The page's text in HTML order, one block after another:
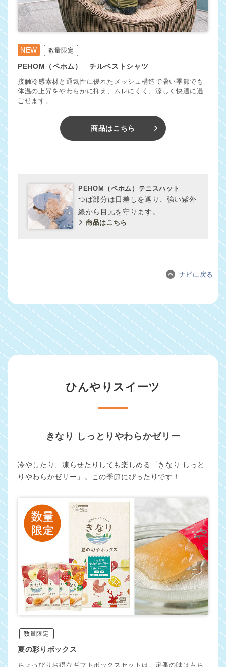
NEW 数量限定
PEHOM（ペホム） チルベストシャツ
接触冷感素材と通気性に優れたメッシュ構造で暑い季節でも
体温の上昇をやわらかに抑え、ムレにくく、涼しく快適に過
ごせます。
商品はこちら
PEHOM（ペホム）テニスハット
つば部分は日差しを遮り、強い紫外
線から目元を守ります。
商品はこちら
ナビに戻る
ひんやりスイーツ
きなり しっとりやわらかゼリー
冷やしたり、凍らせたりしても楽しめる「きなり しっと
りやわらかゼリー」。この季節にぴったりです！
数量限定
夏の彩りボックス
ちょっぴりお得なギフトボックスセットは、定番の味はもち